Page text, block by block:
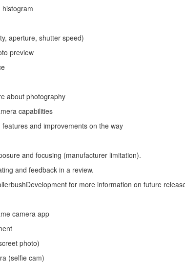
aperture, shutter speed)
preview
about photography
capabilities
and improvements on the way
and focusing (manufacturer limitation).
and feedback in a review.
for more information on future
camera app
photo)
(selfie cam)